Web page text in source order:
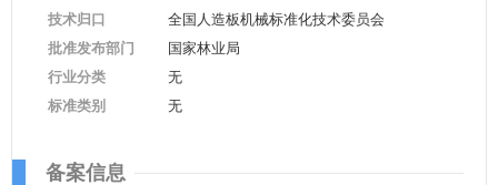
技术归口
全国人造板机械标准化技术委员会
批准发布部门
国家林业局
行业分类
无
标准类别
无
备案信息